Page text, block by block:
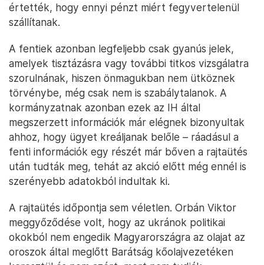
értették, hogy ennyi pénzt miért fegyvertelenül
szállítanak.
A fentiek azonban legfeljebb csak gyanús jelek,
amelyek tisztázásra vagy további titkos vizsgálatra
szorulnának, hiszen önmagukban nem ütköznek
törvénybe, még csak nem is szabálytalanok. A
kormányzatnak azonban ezek az IH által
megszerzett információk már elégnek bizonyultak
ahhoz, hogy ügyet kreáljanak belőle – ráadásul a
fenti információk egy részét már bőven a rajtaütés
után tudták meg, tehát az akció előtt még ennél is
szerényebb adatokból indultak ki.
A rajtaütés időpontja sem véletlen. Orbán Viktor
meggyőződése volt, hogy az ukránok politikai
okokból nem engedik Magyarországra az olajat az
oroszok által meglőtt Barátság kőolajvezetéken